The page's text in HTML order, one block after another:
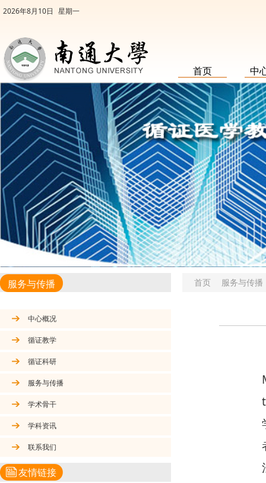
2026年8月10日 星期一
首页 中
服务与传播
中心概况
循证教学
循证科研
服务与传播
学术骨干
学科资讯
联系我们
友情链接
首页 服务与传播